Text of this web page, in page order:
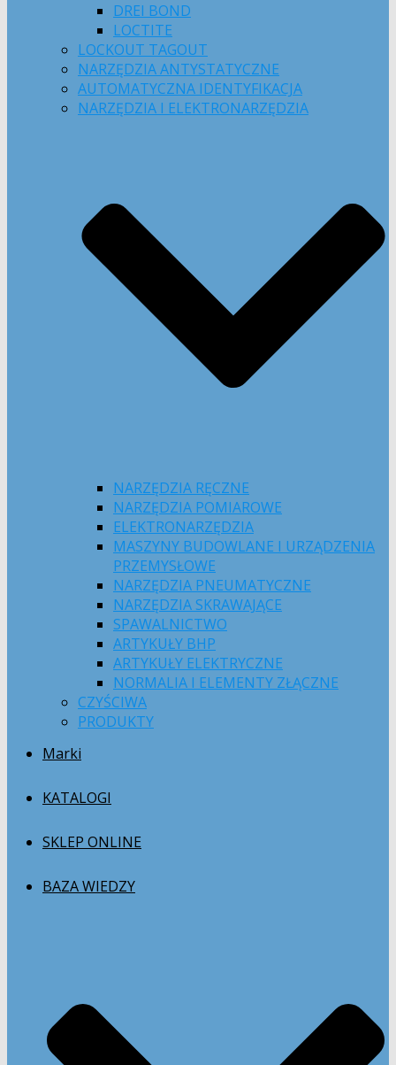
DREI BOND
LOCTITE
LOCKOUT TAGOUT
NARZĘDZIA ANTYSTATYCZNE
AUTOMATYCZNA IDENTYFIKACJA
NARZĘDZIA I ELEKTRONARZĘDZIA
NARZĘDZIA RĘCZNE
NARZĘDZIA POMIAROWE
ELEKTRONARZĘDZIA
MASZYNY BUDOWLANE I URZĄDZENIA
PRZEMYSŁOWE
NARZĘDZIA PNEUMATYCZNE
NARZĘDZIA SKRAWAJĄCE
SPAWALNICTWO
ARTYKUŁY BHP
ARTYKUŁY ELEKTRYCZNE
NORMALIA I ELEMENTY ZŁĄCZNE
CZYŚCIWA
PRODUKTY
Marki
KATALOGI
SKLEP ONLINE
BAZA WIEDZY